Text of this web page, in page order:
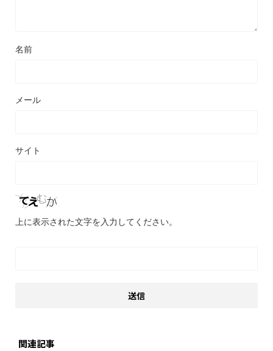
名前
メール
サイト
上に表示された文字を入力してください。
関連記事